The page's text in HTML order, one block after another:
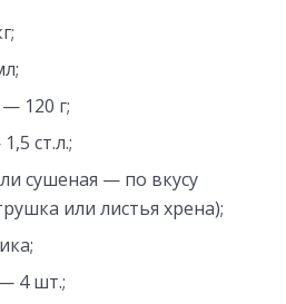
120 г;
ст.л.;
сушеная — по вкусу
или листья хрена);
4 шт.;